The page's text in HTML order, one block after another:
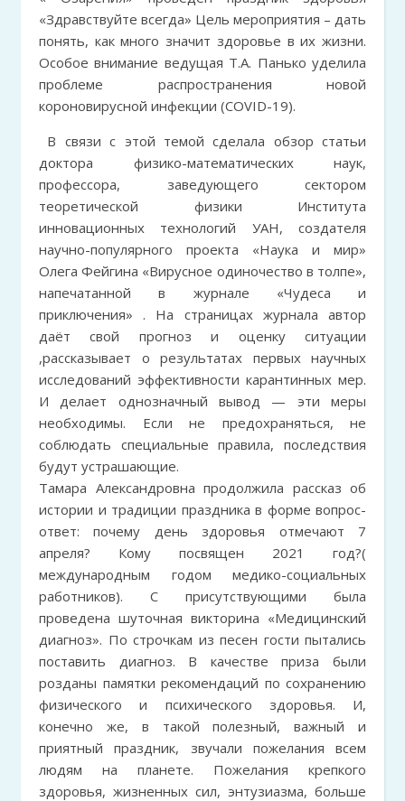
«Здравствуйте всегда» Цель мероприятия – дать
понять, как много значит здоровье в их жизни.
Особое внимание ведущая Т.А. Панько уделила
проблеме распространения новой
короновирусной инфекции (COVID-19).
В связи с этой темой сделала обзор статьи
доктора физико-математических наук,
профессора, заведующего сектором
теоретической физики Института
инновационных технологий УАН, создателя
научно-популярного проекта «Наука и мир»
Олега Фейгина «Вирусное одиночество в толпе»,
напечатанной в журнале «Чудеса и
приключения» . На страницах журнала автор
даёт свой прогноз и оценку ситуации
,рассказывает о результатах первых научных
исследований эффективности карантинных мер.
И делает однозначный вывод — эти меры
необходимы. Если не предохраняться, не
соблюдать специальные правила, последствия
будут устрашающие.
Тамара Александровна продолжила рассказ об
истории и традиции праздника в форме вопрос-
ответ: почему день здоровья отмечают 7
апреля? Кому посвящен 2021 год?(
международным годом медико-социальных
работников). С присутствующими была
проведена шуточная викторина «Медицинский
диагноз». По строчкам из песен гости пытались
поставить диагноз. В качестве приза были
розданы памятки рекомендаций по сохранению
физического и психического здоровья. И,
конечно же, в такой полезный, важный и
приятный праздник, звучали пожелания всем
людям на планете. Пожелания крепкого
здоровья, жизненных сил, энтузиазма, больше